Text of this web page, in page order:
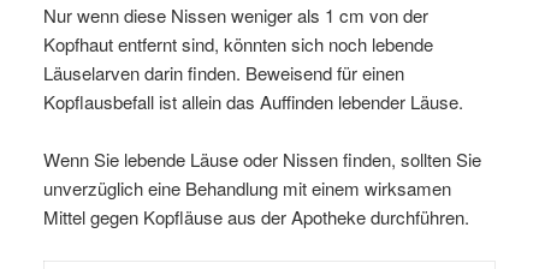
Nur wenn diese Nissen weniger als 1 cm von der
Kopfhaut entfernt sind, könnten sich noch lebende
Läuselarven darin finden. Beweisend für einen
Kopflausbefall ist allein das Auffinden lebender Läuse.
Wenn Sie lebende Läuse oder Nissen finden, sollten Sie
unverzüglich eine Behandlung mit einem wirksamen
Mittel gegen Kopfläuse aus der Apotheke durchführen.